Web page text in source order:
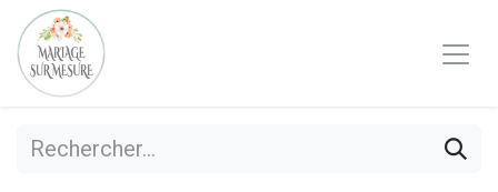
Se rendre au contenu